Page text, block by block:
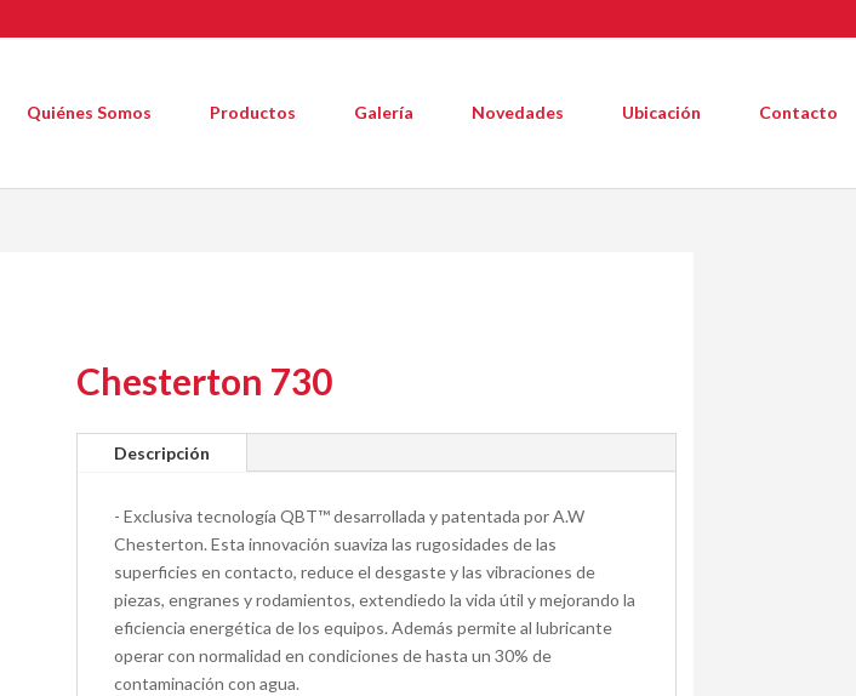
Quiénes Somos Productos Galería Novedades Ubicación Contacto
Chesterton 730
Descripción
- Exclusiva tecnología QBT™ desarrollada y patentada por A.W
Chesterton. Esta innovación suaviza las rugosidades de las
superficies en contacto, reduce el desgaste y las vibraciones de
piezas, engranes y rodamientos, extendiedo la vida útil y mejorando la
eficiencia energética de los equipos. Además permite al lubricante
operar con normalidad en condiciones de hasta un 30% de
contaminación con agua.